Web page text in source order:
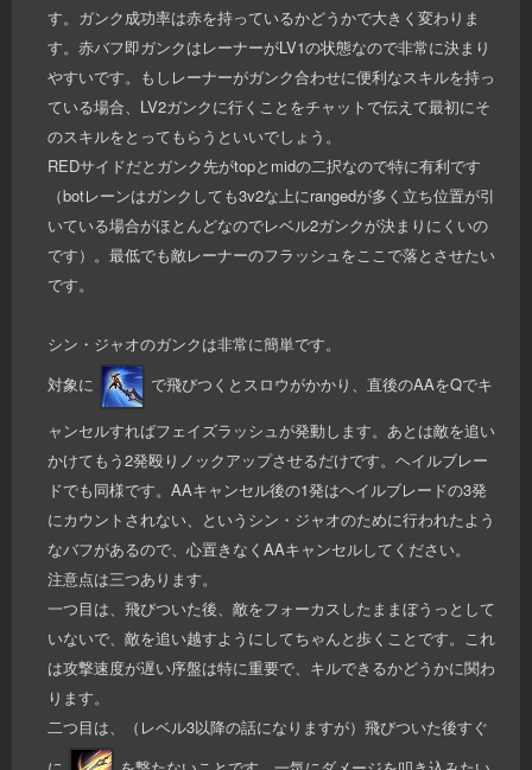
す。ガンク成功率は赤を持っているかどうかで大きく変わりま
す。赤バフ即ガンクはレーナーがLV1の状態なので非常に決まり
やすいです。もしレーナーがガンク合わせに便利なスキルを持っ
ている場合、LV2ガンクに行くことをチャットで伝えて最初にそ
のスキルをとってもらうといいでしょう。
REDサイドだとガンク先がtopとmidの二択なので特に有利です
（botレーンはガンクしても3v2な上にrangedが多く立ち位置が引
いている場合がほとんどなのでレベル2ガンクが決まりにくいの
です）。最低でも敵レーナーのフラッシュをここで落とさせたい
です。
シン・ジャオのガンクは非常に簡単です。
対象に
で飛びつくとスロウがかかり、直後のAAをQでキ
ャンセルすればフェイズラッシュが発動します。あとは敵を追い
かけてもう2発殴りノックアップさせるだけです。ヘイルブレー
ドでも同様です。AAキャンセル後の1発はヘイルブレードの3発
にカウントされない、というシン・ジャオのために行われたよう
なバフがあるので、心置きなくAAキャンセルしてください。
注意点は三つあります。
一つ目は、飛びついた後、敵をフォーカスしたままぼうっとして
いないで、敵を追い越すようにしてちゃんと歩くことです。これ
は攻撃速度が遅い序盤は特に重要で、キルできるかどうかに関わ
ります。
二つ目は、（レベル3以降の話になりますが）飛びついた後すぐ